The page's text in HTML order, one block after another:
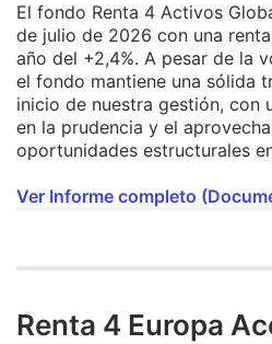
El fondo Renta 4 Activos
de julio de 2026 con una
año del +2,4%. A pesar de la
el fondo mantiene una sólida
inicio de nuestra gestión, con
en la prudencia y el
oportunidades estructurales
Ver Informe completo
Renta 4 Europa